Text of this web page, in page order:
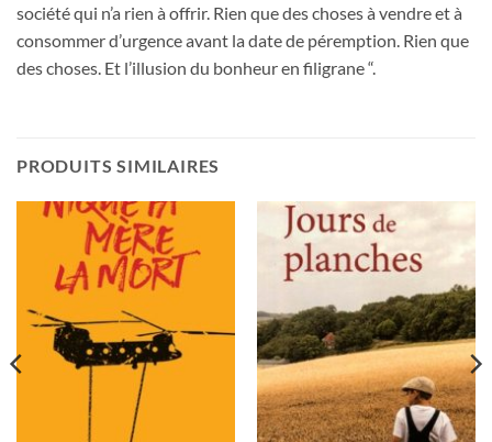
société qui n’a rien à offrir. Rien que des choses à vendre et à
consommer d’urgence avant la date de péremption. Rien que
des choses. Et l’illusion du bonheur en filigrane “.
PRODUITS SIMILAIRES